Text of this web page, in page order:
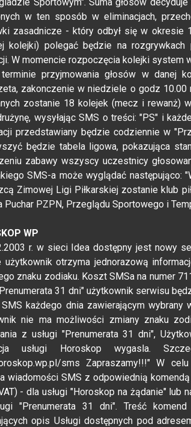
w ten sposób w eliminacjach,
zasadnicze - który odbył się w okresie
kolejki) polegać będzie na
W momencie rozpoczęcia kolejki system
przyjmowania głosów w danej
zakonczenie w niedziele o godz 10.00
zostanie 18 kolejek (mecz i rewanż)
wysyłając SMS o treści: "PS" i
przedstawiany będzie codziennie w
będzie tabela ligowa, pokazująca
zabawy wszyscy uczestnicy
SMS-a może wyglądać następująco:
Zimowej Ligi Piłkarskiej zostanie klub
Puchar PZPN, Przeglądu Sportowego i
WP
r. w sieci Idea dostępny jest nowy
użytkownik otrzyma jednorazową
znaku zodiaku. Koszt SMSa na numer
31 dni" użytkownik serwisu
każdego dnia zawierającym
nie ma możliwości zmiany znaku
z usługi "Prenumerata 31 dni",
usługi Horoskop wygasla.
sms Zapraszamy!!!" W
wiadomości SMS z odpowiednią
- dla usługi "Horoskop na żądanie"
"Prenumerata 31 dni". Treść
opis Usługi dostępnych pod